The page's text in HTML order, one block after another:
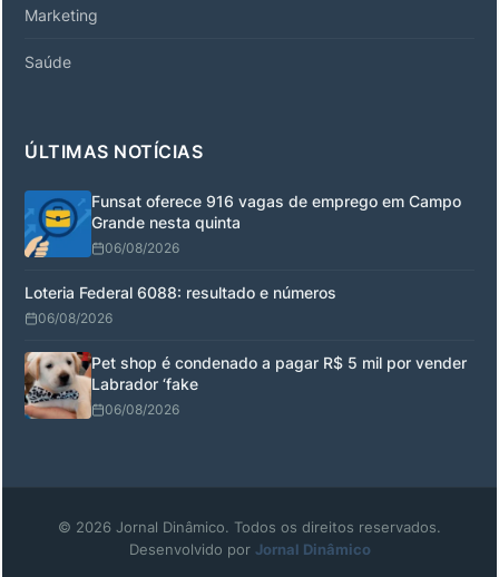
Marketing
Saúde
ÚLTIMAS NOTÍCIAS
Funsat oferece 916 vagas de emprego em Campo
Grande nesta quinta
06/08/2026
Loteria Federal 6088: resultado e números
06/08/2026
Pet shop é condenado a pagar R$ 5 mil por vender
Labrador ‘fake
06/08/2026
© 2026 Jornal Dinâmico. Todos os direitos reservados.
Desenvolvido por Jornal Dinâmico